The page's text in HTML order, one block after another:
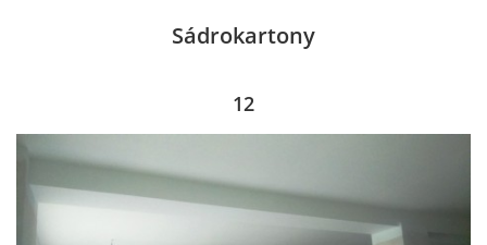
KONTAKTY
Sádrokartony
12